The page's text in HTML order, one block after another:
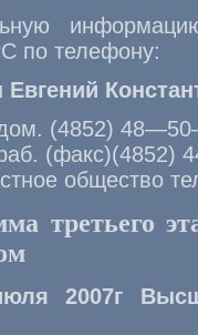
по телефону:
Евгений
(4852)
(факс)(4852)
общество
третьего
2007г